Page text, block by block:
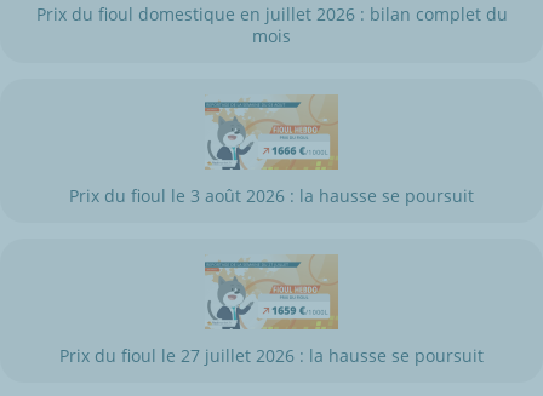
Prix du fioul domestique en juillet 2026 : bilan complet du
mois
Prix du fioul le 3 août 2026 : la hausse se poursuit
Prix du fioul le 27 juillet 2026 : la hausse se poursuit